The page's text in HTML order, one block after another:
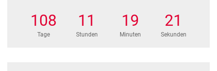
108
Tage
11
Stunden
19
Minuten
21
Sekunden